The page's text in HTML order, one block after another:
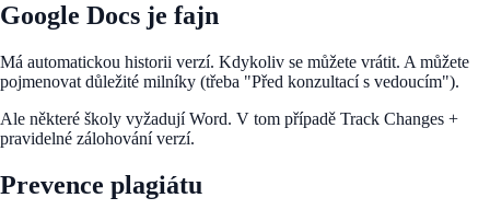
Google Docs je fajn
Má automatickou historii verzí. Kdykoliv se můžete vrátit. A můžete
pojmenovat důležité milníky (třeba "Před konzultací s vedoucím").
Ale některé školy vyžadují Word. V tom případě Track Changes +
pravidelné zálohování verzí.
Prevence plagiátu